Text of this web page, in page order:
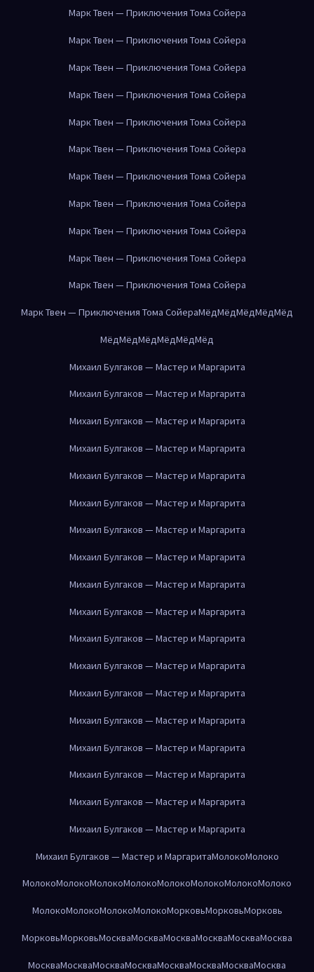
Марк Твен — Приключения Тома Сойера
Марк Твен — Приключения Тома Сойера
Марк Твен — Приключения Тома Сойера
Марк Твен — Приключения Тома Сойера
Марк Твен — Приключения Тома Сойера
Марк Твен — Приключения Тома Сойера
Марк Твен — Приключения Тома Сойера
Марк Твен — Приключения Тома Сойера
Марк Твен — Приключения Тома Сойера
Марк Твен — Приключения Тома Сойера
Марк Твен — Приключения Тома Сойера
Марк Твен — Приключения Тома СойераМёдМёдМёдМёдМёд
МёдМёдМёдМёдМёдМёд
Михаил Булгаков — Мастер и Маргарита
Михаил Булгаков — Мастер и Маргарита
Михаил Булгаков — Мастер и Маргарита
Михаил Булгаков — Мастер и Маргарита
Михаил Булгаков — Мастер и Маргарита
Михаил Булгаков — Мастер и Маргарита
Михаил Булгаков — Мастер и Маргарита
Михаил Булгаков — Мастер и Маргарита
Михаил Булгаков — Мастер и Маргарита
Михаил Булгаков — Мастер и Маргарита
Михаил Булгаков — Мастер и Маргарита
Михаил Булгаков — Мастер и Маргарита
Михаил Булгаков — Мастер и Маргарита
Михаил Булгаков — Мастер и Маргарита
Михаил Булгаков — Мастер и Маргарита
Михаил Булгаков — Мастер и Маргарита
Михаил Булгаков — Мастер и Маргарита
Михаил Булгаков — Мастер и Маргарита
Михаил Булгаков — Мастер и МаргаритаМолокоМолоко
МолокоМолокоМолокоМолокоМолокоМолокоМолокоМолоко
МолокоМолокоМолокоМолокоМорковьМорковьМорковь
МорковьМорковьМоскваМоскваМоскваМоскваМоскваМосква
МоскваМоскваМоскваМоскваМоскваМоскваМоскваМосква